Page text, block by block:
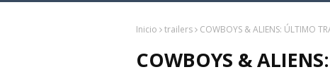
Inicio trailers COWBOYS & ALIENS: ÚLTIMO
COWBOYS &